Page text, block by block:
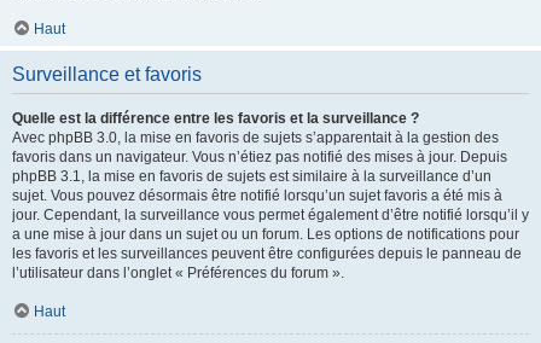
Haut
Surveillance et favoris
Quelle est la différence entre les favoris et la surveillance ?
Avec phpBB 3.0, la mise en favoris de sujets s’apparentait à la gestion des
favoris dans un navigateur. Vous n’étiez pas notifié des mises à jour. Depuis
phpBB 3.1, la mise en favoris de sujets est similaire à la surveillance d’un
sujet. Vous pouvez désormais être notifié lorsqu’un sujet favoris a été mis à
jour. Cependant, la surveillance vous permet également d’être notifié lorsqu’il y
a une mise à jour dans un sujet ou un forum. Les options de notifications pour
les favoris et les surveillances peuvent être configurées depuis le panneau de
l’utilisateur dans l’onglet « Préférences du forum ».
Haut